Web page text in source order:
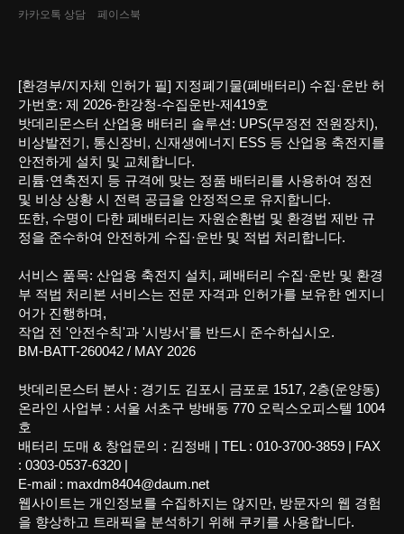
카카오톡 상담 페이스북
[환경부/지자체 인허가 필] 지정폐기물(폐배터리) 수집·운반 허
가번호: 제 2026-한강청-수집운반-제419호
밧데리몬스터 산업용 배터리 솔루션: UPS(무정전 전원장치),
비상발전기, 통신장비, 신재생에너지 ESS 등 산업용 축전지를
안전하게 설치 및 교체합니다.
리튬·연축전지 등 규격에 맞는 정품 배터리를 사용하여 정전
및 비상 상황 시 전력 공급을 안정적으로 유지합니다.
또한, 수명이 다한 폐배터리는 자원순환법 및 환경법 제반 규
정을 준수하여 안전하게 수집·운반 및 적법 처리합니다.
서비스 품목: 산업용 축전지 설치, 폐배터리 수집·운반 및 환경
부 적법 처리본 서비스는 전문 자격과 인허가를 보유한 엔지니
어가 진행하며,
작업 전 '안전수칙'과 '시방서'를 반드시 준수하십시오.
BM-BATT-260042 / MAY 2026
밧데리몬스터 본사 : 경기도 김포시 금포로 1517, 2층(운양동)
온라인 사업부 : 서울 서초구 방배동 770 오릭스오피스텔 1004
호
배터리 도매 & 창업문의 : 김정배 | TEL : 010-3700-3859 | FAX
: 0303-0537-6320 |
E-mail : maxdm8404@daum.net
웹사이트는 개인정보를 수집하지는 않지만, 방문자의 웹 경험
을 향상하고 트래픽을 분석하기 위해 쿠키를 사용합니다.